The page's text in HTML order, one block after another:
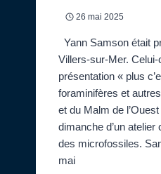
26 mai 2025
Yann Samson était
Villers-sur-Mer.
présentation « plus
foraminifères et
et du Malm de
dimanche d’un
des microfossiles.
mai